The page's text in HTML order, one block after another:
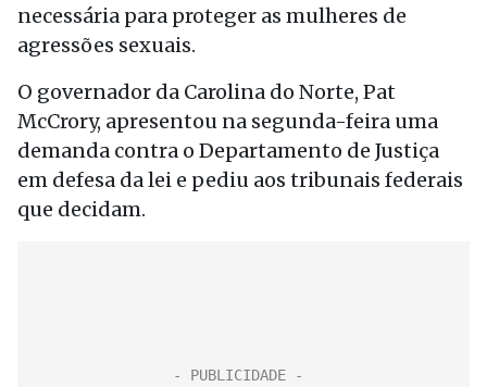
necessária para proteger as mulheres de
agressões sexuais.
O governador da Carolina do Norte, Pat
McCrory, apresentou na segunda-feira uma
demanda contra o Departamento de Justiça
em defesa da lei e pediu aos tribunais federais
que decidam.